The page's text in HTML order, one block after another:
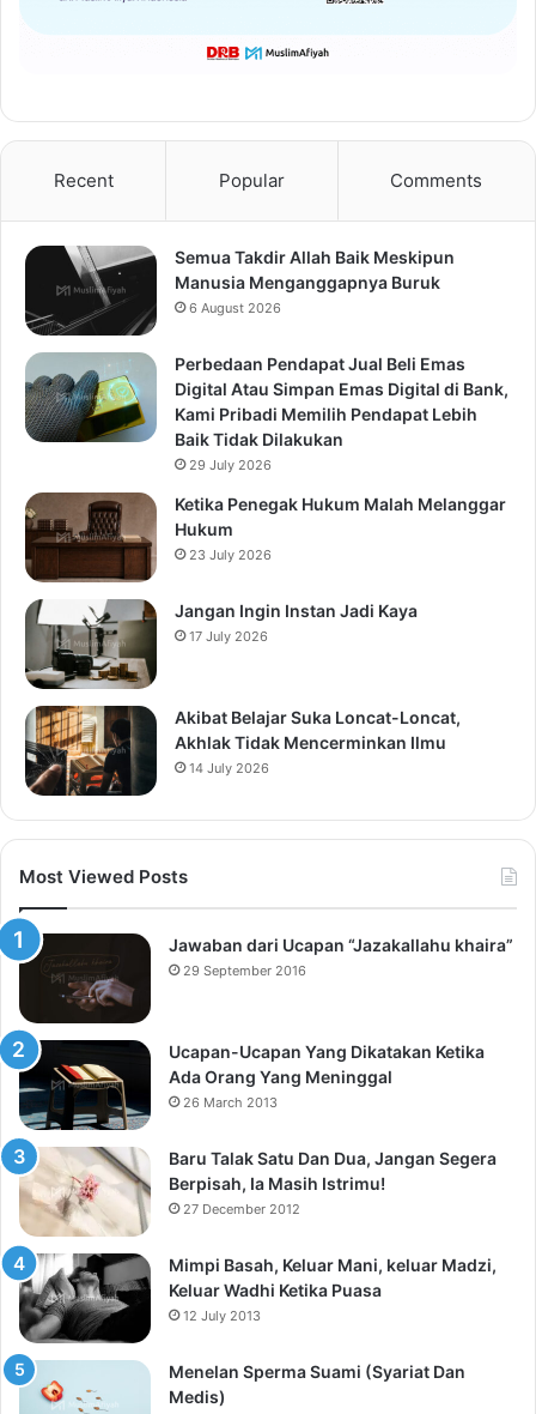
Recent Popular Comments
Semua Takdir Allah Baik Meskipun
Manusia Menganggapnya Buruk
6 August 2026
Perbedaan Pendapat Jual Beli Emas
Digital Atau Simpan Emas Digital di Bank,
Kami Pribadi Memilih Pendapat Lebih
Baik Tidak Dilakukan
29 July 2026
Ketika Penegak Hukum Malah Melanggar
Hukum
23 July 2026
Jangan Ingin Instan Jadi Kaya
17 July 2026
Akibat Belajar Suka Loncat-Loncat,
Akhlak Tidak Mencerminkan Ilmu
14 July 2026
Most Viewed Posts
Jawaban dari Ucapan “Jazakallahu khaira”
29 September 2016
Ucapan-Ucapan Yang Dikatakan Ketika
Ada Orang Yang Meninggal
26 March 2013
Baru Talak Satu Dan Dua, Jangan Segera
Berpisah, Ia Masih Istrimu!
27 December 2012
Mimpi Basah, Keluar Mani, keluar Madzi,
Keluar Wadhi Ketika Puasa
12 July 2013
Menelan Sperma Suami (Syariat Dan
Medis)